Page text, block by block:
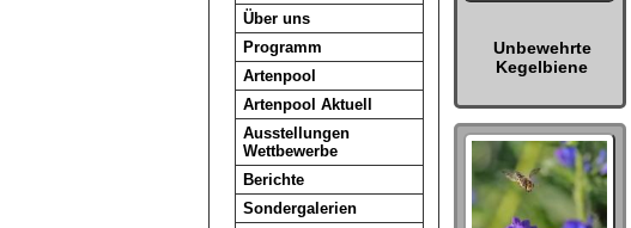
Über uns
Programm
Artenpool
Artenpool Aktuell
Ausstellungen
Wettbewerbe
Berichte
Sondergalerien
Unbewehrte
Kegelbiene